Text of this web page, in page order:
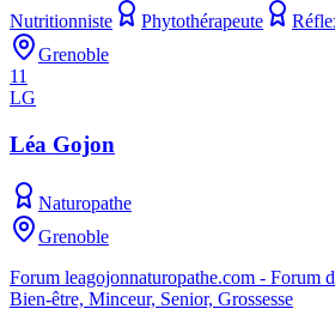
Nutritionniste
Phytothérapeute
Grenoble
11
LG
Léa Gojon
Naturopathe
Grenoble
Forum leagojonnaturopathe.com - Forum
Bien-être, Minceur, Senior, Grossesse